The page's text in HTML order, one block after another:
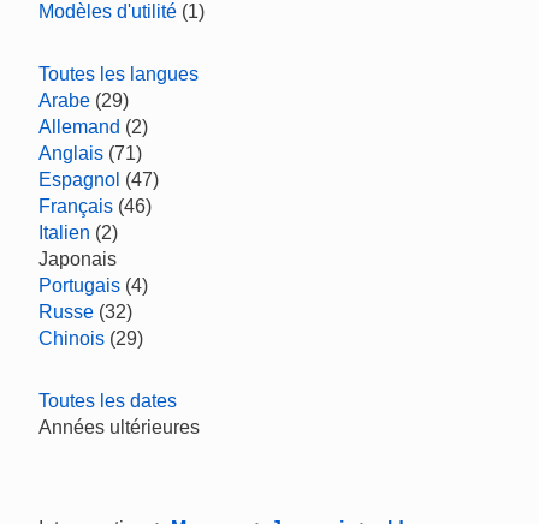
Modèles d'utilité (1)
Toutes les langues
Arabe (29)
Allemand (2)
Anglais (71)
Espagnol (47)
Français (46)
Italien (2)
Japonais
Portugais (4)
Russe (32)
Chinois (29)
Toutes les dates
Années ultérieures